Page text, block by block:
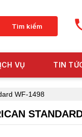
Tìm kiếm
VỤ TIN
WF-1498